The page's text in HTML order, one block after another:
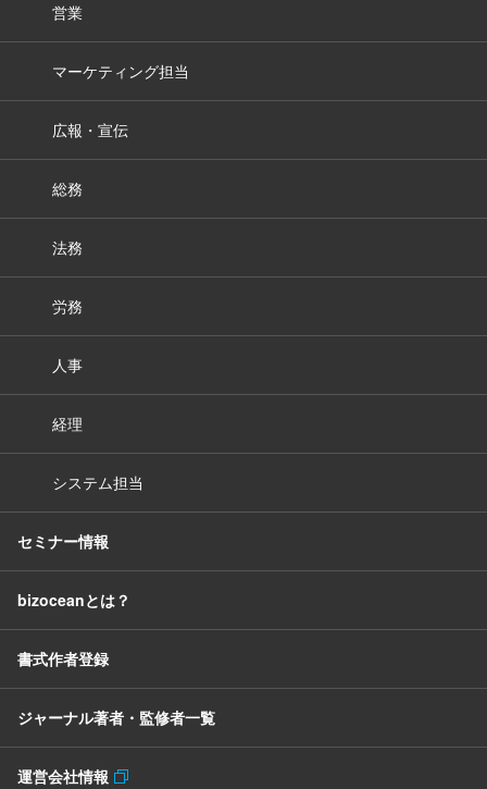
営業
マーケティング担当
広報・宣伝
総務
法務
労務
人事
経理
システム担当
セミナー情報
bizoceanとは？
書式作者登録
ジャーナル著者・監修者一覧
運営会社情報